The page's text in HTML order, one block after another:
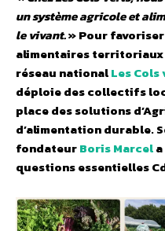
un système agricole et
le vivant.» Pour favoriser
alimentaires
réseau nationalLes Cols
déploie des collectifs
place des solutions
d’alimentation durable.
fondateurBoris Marcel
questions essentielles